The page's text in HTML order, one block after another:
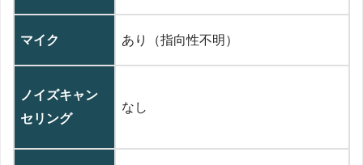
マイク あり（指向性不明）
ノイズキャン
セリング
なし